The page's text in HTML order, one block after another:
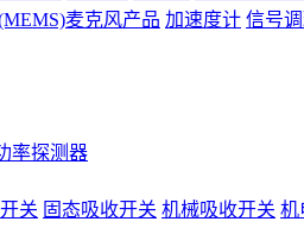
麦克风产品 加速度计 信号
率探测器
关 固态吸收开关 机械吸收开关 机